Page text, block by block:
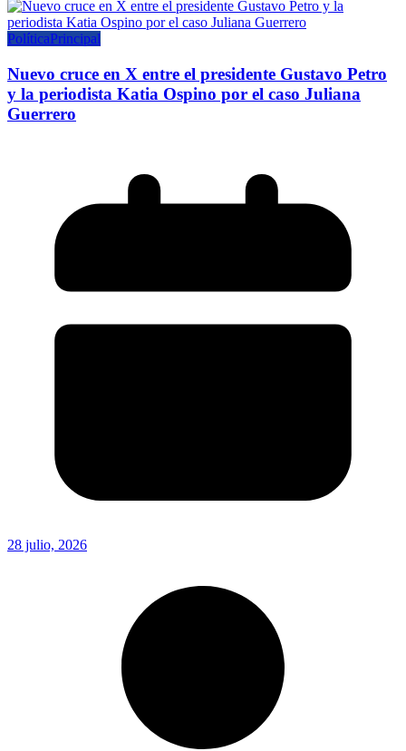
PolíticaPrincipal
Nuevo cruce en X entre el presidente Gustavo Petro
y la periodista Katia Ospino por el caso Juliana
Guerrero
28 julio, 2026